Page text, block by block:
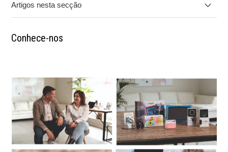
Artigos nesta secção
Conhece-nos